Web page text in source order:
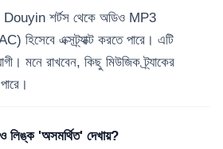
শর্টস থেকে অডিও MP3
এক্সট্র্যাক্ট করতে পারে। এটি
মনে রাখবেন, কিছু মিউজিক ট্র্যাকের
'অসমর্থিত' দেখায়?